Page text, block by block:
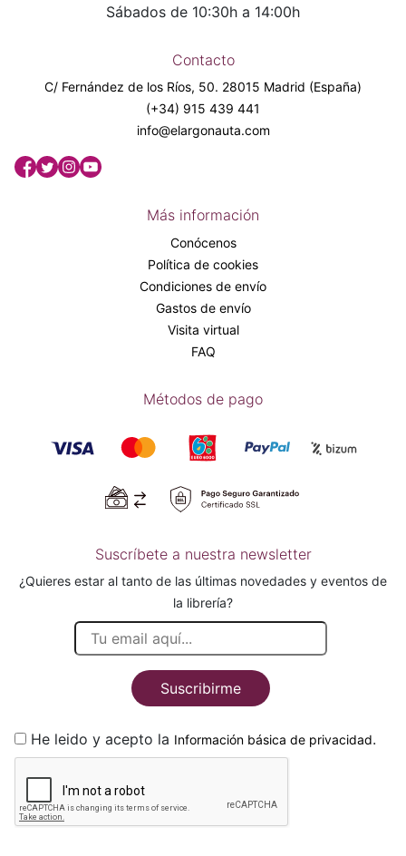
Sábados de 10:30h a 14:00h
Contacto
C/ Fernández de los Ríos, 50. 28015 Madrid (España)
(+34) 915 439 441
info@elargonauta.com
Más información
Conócenos
Política de cookies
Condiciones de envío
Gastos de envío
Visita virtual
FAQ
Métodos de pago
Suscríbete a nuestra newsletter
¿Quieres estar al tanto de las últimas novedades y eventos de
la librería?
Suscribirme
He leido y acepto la Información básica de privacidad.